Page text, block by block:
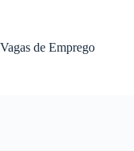
conteúdo
Vagas de Emprego